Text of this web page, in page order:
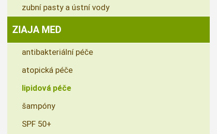
zubní pasty a ústní vody
ZIAJA MED
antibakteriální péče
atopická péče
lipidová péče
šampóny
SPF 50+